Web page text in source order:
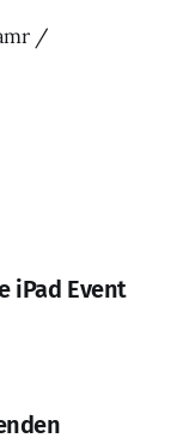
/
iPad Event